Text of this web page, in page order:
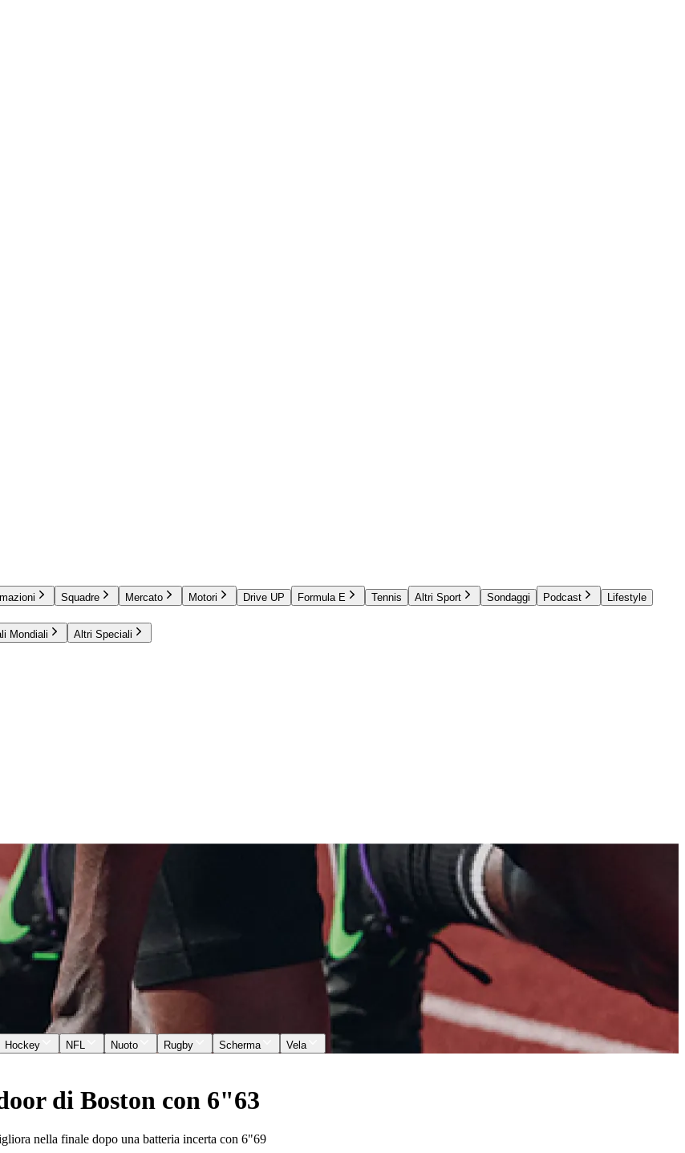
Squadre Mercato Motori Drive UP Formula E Tennis Altri Sport Sondaggi Podcast
Lifestyle
Mondiali Altri Speciali
Hockey NFL Nuoto Rugby Scherma Vela
di Boston con 6"63
nella finale dopo una batteria incerta con 6"69